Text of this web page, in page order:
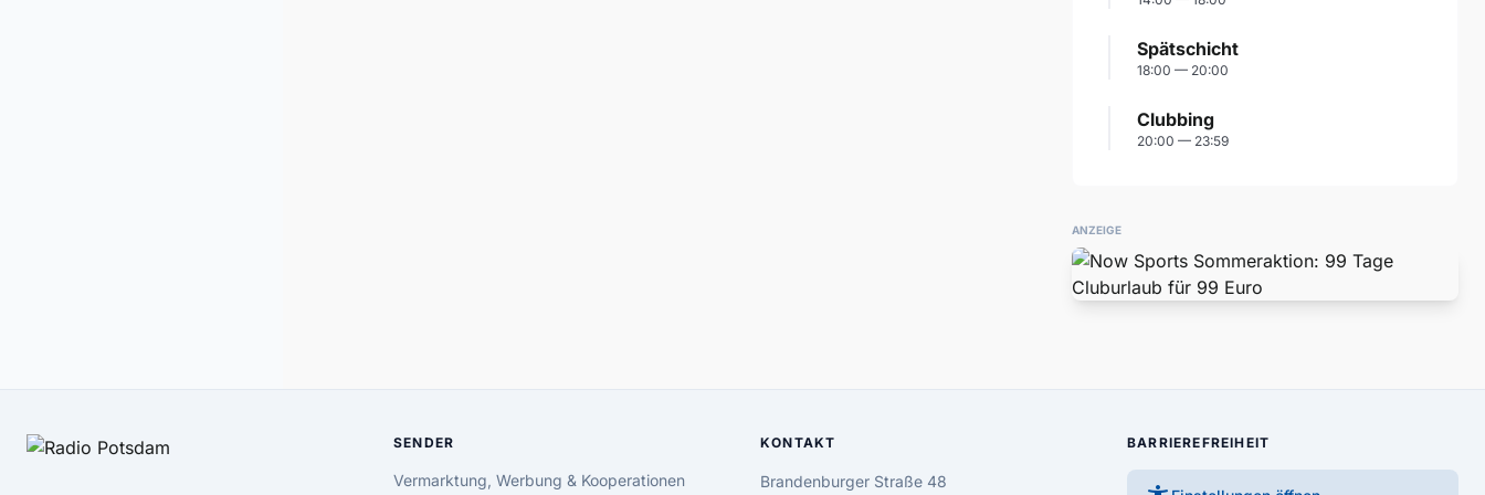
Spätschicht
18:00 — 20:00
Clubbing
20:00 — 23:59
ANZEIGE
SENDER
Vermarktung, Werbung & Kooperationen
KONTAKT
Brandenburger Straße 48
BARRIEREFREIHEIT